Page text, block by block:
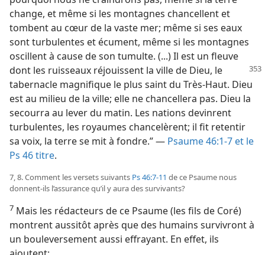
change, et même si les montagnes chancellent et
tombent au cœur de la vaste mer; même si ses eaux
sont turbulentes et écument, même si les montagnes
oscillent à cause de son tumulte. (...) Il est un fleuve
dont les ruisseaux réjouissent la ville de Dieu, le
tabernacle magnifique le plus saint du Très-Haut. Dieu
est au milieu de la ville; elle ne chancellera pas. Dieu la
secourra au lever du matin. Les nations devinrent
turbulentes, les royaumes chancelèrent; il fit retentir
sa voix, la terre se mit à fondre.” — Psaume 46:1-7 et le
Ps 46 titre.
7, 8. Comment les versets suivants Ps 46:7-11 de ce Psaume nous
donnent-​ils l’assurance qu’il y aura des survivants?
7 Mais les rédacteurs de ce Psaume (les fils de Coré)
montrent aussitôt après que des humains survivront à
un bouleversement aussi effrayant. En effet, ils